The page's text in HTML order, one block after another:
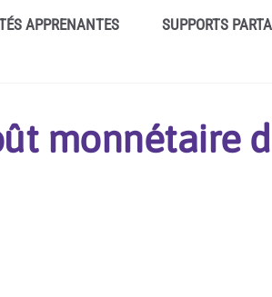
APPRENANTES
SUPPORTS
monnétaire